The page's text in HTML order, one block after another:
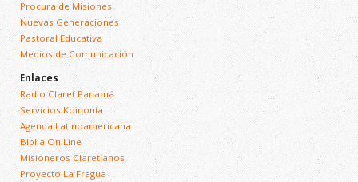
Procura de Misiones
Nuevas Generaciones
Pastoral Educativa
Medios de Comunicación
Enlaces
Radio Claret Panamá
Servicios Koinonía
Agenda Latinoamericana
Biblia On Line
Misioneros Claretianos
Proyecto La Fragua